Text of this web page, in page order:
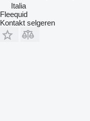
Italia
Fleequid
Kontakt selgeren